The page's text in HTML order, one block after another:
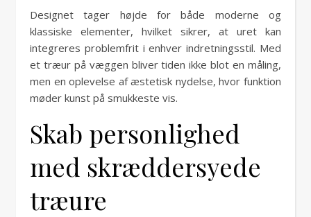
Designet tager højde for både moderne og
klassiske elementer, hvilket sikrer, at uret kan
integreres problemfrit i enhver indretningsstil. Med
et træur på væggen bliver tiden ikke blot en måling,
men en oplevelse af æstetisk nydelse, hvor funktion
møder kunst på smukkeste vis.
Skab personlighed
med skræddersyede
træure